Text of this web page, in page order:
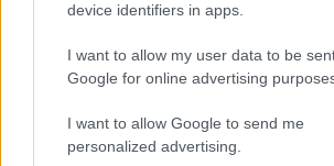
device identifiers in apps.
I want to allow my user data to be
Google for online advertising
I want to allow Google to send me
personalized advertising.
Elromlott a biztosítóberendezés a ceglédi
alapos késések alakultak ki a
kimaradás is előfordult
Ön szerint hogy készül a hamisítatlan
Országos ellenőrzés indult a hazai